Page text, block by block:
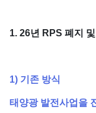
1. 26년 RPS 폐지
1) 기존 방식
태양광 발전사업을